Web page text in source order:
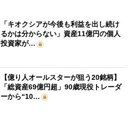
「キオクシアが今後も利益を出し続け
るかは分からない」資産11億円の個人
投資家が…
【億り人オールスターが狙う20銘柄】
「総資産69億円超」90歳現役トレーダ
ーから“10…